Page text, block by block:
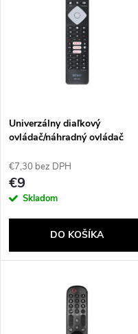
e
p
r
d
Najpredávanejšie
s
p
r
o
d
Univerzálny diaľkový
ovládač/náhradný ovládač
TV, RC-16
€7,30 bez DPH
€9
Skladom
DO KOŠÍKA